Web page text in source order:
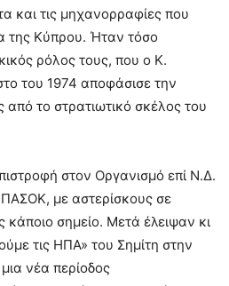
και τις μηχανορραφίες που
της Κύπρου. Ήταν τόσο
ρόλος τους, που ο Κ.
του 1974 αποφάσισε την
το στρατιωτικό σκέλος του
στον Οργανισμό επί Ν.Δ.
ΠΑΣΟΚ, με αστερίσκους σε
σημείο. Μετά έλειψαν κι
τις ΗΠΑ» του Σημίτη στην
νέα περίοδος